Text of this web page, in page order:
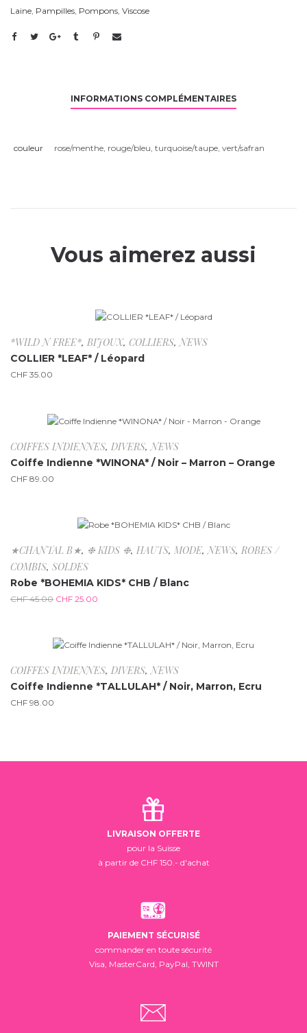
Laine, Pampilles, Pompons, Viscose
INFORMATIONS COMPLÉMENTAIRES
couleur rose/menthe, rouge/bleu, turquoise/taupe, vert/safran
Vous aimerez aussi
Rupture de stock
*WILD N FREE*, BIJOUX, COLLIERS,NEWS
COLLIER *LEAF* / Léopard
CHF 35.00
COIFFES INDIENNES, DIVERS, NEWS
Coiffe Indienne *WINONA* / Noir – Marron – Orange
CHF 89.00
-44.4%
★CHANTAL B★, ❉ KIDS ❉, HAUTS, MODE,NEWS, ROBES /
COMBIS, SOLDES
Robe *BOHEMIA KIDS* CHB / Blanc
CHF45.00 CHF 25.00
COIFFES INDIENNES, DIVERS,NEWS
Coiffe Indienne *TALLULAH* / Noir, Marron, Ecru
CHF 98.00
LIVRAISON OFFERTE
pour la Suisse
à partir de CHF 150.- d'achat
PAIEMENT SÉCURISÉ
commander en toute sécurité
Visa, MasterCard, PayPal, TWINT